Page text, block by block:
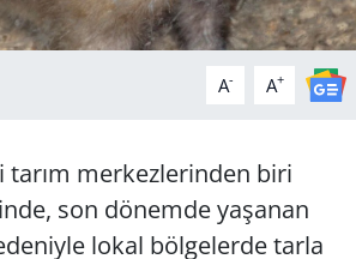
A- A+
tarım merkezlerinden biri
son dönemde yaşanan
lokal bölgelerde tarla